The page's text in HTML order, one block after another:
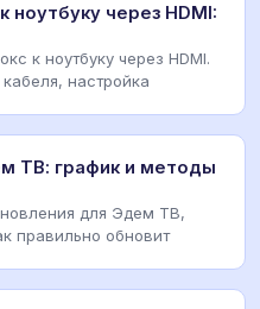
ноутбуку через HDMI:
к ноутбуку через HDMI.
настройка
ТВ: график и методы
для Эдем ТВ,
правильно обновит